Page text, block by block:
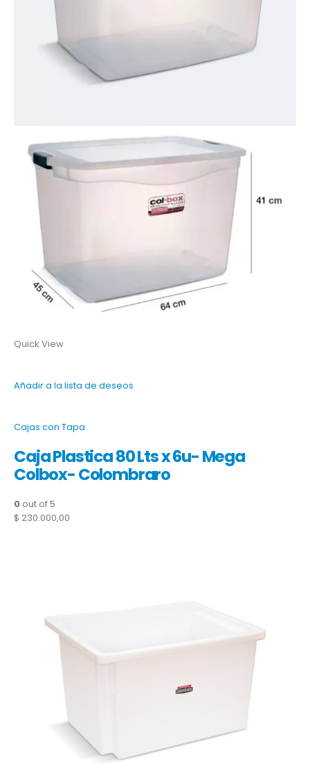
Quick View
Añadir a la lista de deseos
Cajas con Tapa
Caja Plastica 80 Lts x 6u- Mega
Colbox- Colombraro
0 out of 5
$ 230.000,00